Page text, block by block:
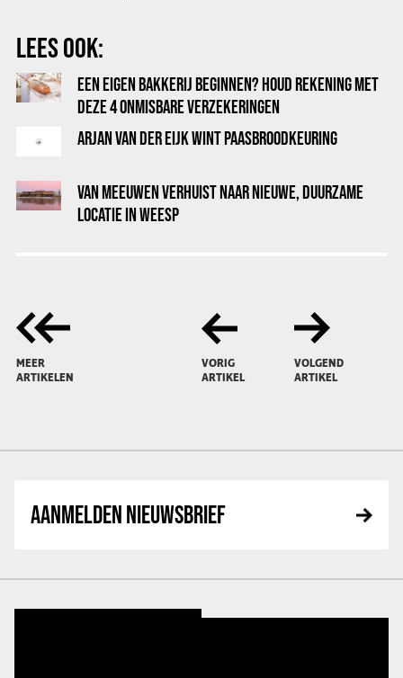
LEES OOK:
EEN EIGEN BAKKERIJ BEGINNEN? HOUD REKENING MET
DEZE 4 ONMISBARE VERZEKERINGEN
ARJAN VAN DER EIJK WINT PAASBROODKEURING
VAN MEEUWEN VERHUIST NAAR NIEUWE, DUURZAME
LOCATIE IN WEESP
MEER
ARTIKELEN
VORIG
ARTIKEL
VOLGEND
ARTIKEL
AANMELDEN NIEUWSBRIEF